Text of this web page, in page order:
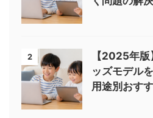
2
【2025年
ッズモデル
用途別おす